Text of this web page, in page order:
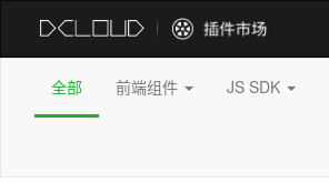
全部 前端组件 JS SDK